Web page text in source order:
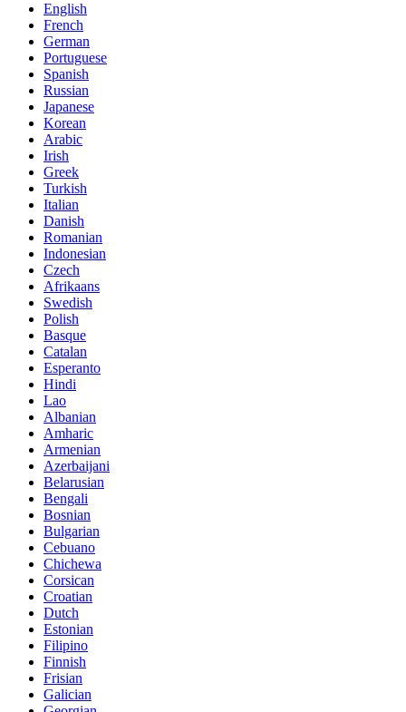
English
French
German
Portuguese
Spanish
Russian
Japanese
Korean
Arabic
Irish
Greek
Turkish
Italian
Danish
Romanian
Indonesian
Czech
Afrikaans
Swedish
Polish
Basque
Catalan
Esperanto
Hindi
Lao
Albanian
Amharic
Armenian
Azerbaijani
Belarusian
Bengali
Bosnian
Bulgarian
Cebuano
Chichewa
Corsican
Croatian
Dutch
Estonian
Filipino
Finnish
Frisian
Galician